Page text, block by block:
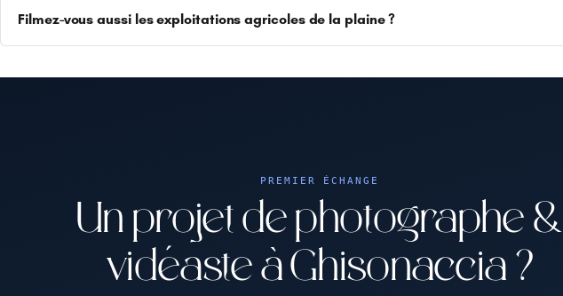
Filmez-vous aussi les exploitations agricoles de la plaine ?
PREMIER ÉCHANGE
Un projet de photographe &
vidéaste à Ghisonaccia ?